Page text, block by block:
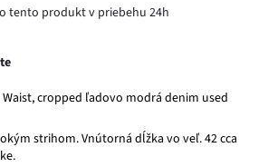
tento produkt v priebehu 24h
Waist, cropped ľadovo modrá denim used
strihom. Vnútorná dĺžka vo veľ. 42 cca